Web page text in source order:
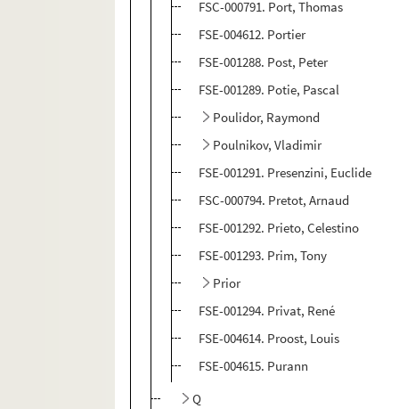
FSC-000791. Port, Thomas
FSE-004612. Portier
FSE-001288. Post, Peter
FSE-001289. Potie, Pascal
Poulidor, Raymond
Poulnikov, Vladimir
FSE-001291. Presenzini, Euclide
FSC-000794. Pretot, Arnaud
FSE-001292. Prieto, Celestino
FSE-001293. Prim, Tony
Prior
FSE-001294. Privat, René
FSE-004614. Proost, Louis
FSE-004615. Purann
Q